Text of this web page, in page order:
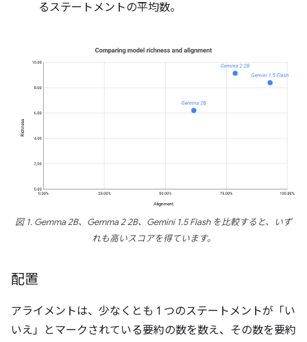
るステートメントの平均数。
図 1. Gemma 2B、Gemma 2 2B、Gemini 1.5 Flash を比較すると、いず
れも高いスコアを得ています。
配置
アライメントは、少なくとも 1 つのステートメントが「い
いえ」とマークされている要約の数を数え、その数を要約